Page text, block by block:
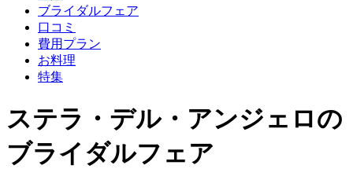
ブライダルフェア
口コミ
費用プラン
お料理
特集
ステラ・デル・アンジェロの
ブライダルフェア